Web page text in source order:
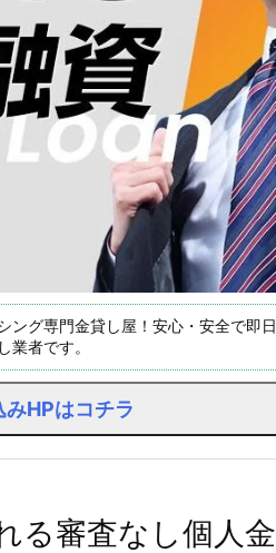
グ専門金貸し屋！安心・安全で即
者です。
みHPはコチラ
る審査なし個人